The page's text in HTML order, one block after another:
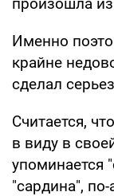
Именно
крайне
сделал
Считается,
в виду в
упоминается
"сардина",